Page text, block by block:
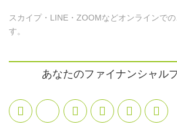
スカイプ・LINE・ZOOMなどオンラインで
す。
あなたのファイナンシャル